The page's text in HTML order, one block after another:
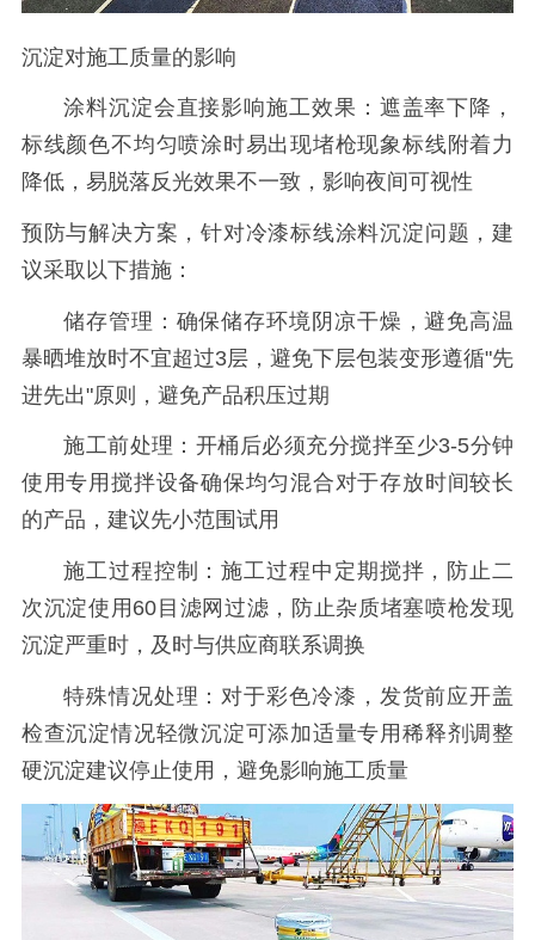
沉淀对施工质量的影响
涂料沉淀会直接影响施工效果：遮盖率下降，
标线颜色不均匀喷涂时易出现堵枪现象标线附着力
降低，易脱落反光效果不一致，影响夜间可视性
预防与解决方案，针对冷漆标线涂料沉淀问题，建
议采取以下措施：
储存管理：确保储存环境阴凉干燥，避免高温
暴晒堆放时不宜超过3层，避免下层包装变形遵循"先
进先出"原则，避免产品积压过期
施工前处理：开桶后必须充分搅拌至少3-5分钟
使用专用搅拌设备确保均匀混合对于存放时间较长
的产品，建议先小范围试用
施工过程控制：施工过程中定期搅拌，防止二
次沉淀使用60目滤网过滤，防止杂质堵塞喷枪发现
沉淀严重时，及时与供应商联系调换
特殊情况处理：对于彩色冷漆，发货前应开盖
检查沉淀情况轻微沉淀可添加适量专用稀释剂调整
硬沉淀建议停止使用，避免影响施工质量